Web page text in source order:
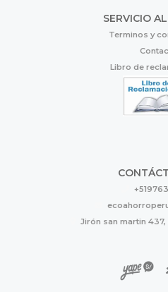
SERVICIO
Terminos y
Libro de
Jirón san martin